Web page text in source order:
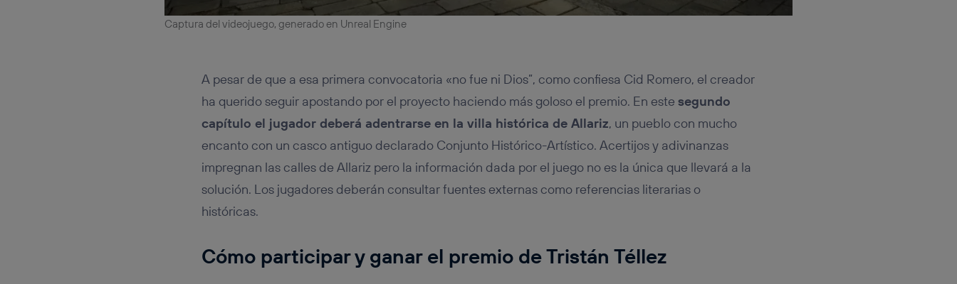
Captura del videojuego, generado en Unreal Engine
A pesar de que a esa primera convocatoria «no fue ni Dios”, como confiesa Cid Romero, el creador
ha querido seguir apostando por el proyecto haciendo más goloso el premio. En este segundo
capítulo el jugador deberá adentrarse en la villa histórica de Allariz, un pueblo con mucho
encanto con un casco antiguo declarado Conjunto Histórico-Artístico. Acertijos y adivinanzas
impregnan las calles de Allariz pero la información dada por el juego no es la única que llevará a la
solución. Los jugadores deberán consultar fuentes externas como referencias literarias o
históricas.
Cómo participar y ganar el premio de Tristán Téllez